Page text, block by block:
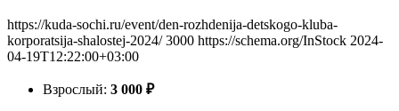
https://kuda-sochi.ru/event/den-rozhdenija-detskogo-kluba-
korporatsija-shalostej-2024/ 3000 https://schema.org/InStock 2024-
04-19T12:22:00+03:00
Взрослый: 3 000 ₽